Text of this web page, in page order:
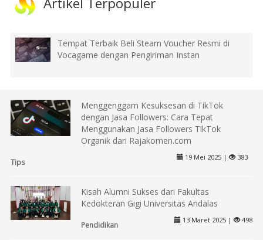
Tempat Terbaik Beli Steam Voucher Resmi di
Vocagame dengan Pengiriman Instan
Menggenggam Kesuksesan di TikTok
dengan Jasa Followers: Cara Tepat
Menggunakan Jasa Followers TikTok
Organik dari Rajakomen.com
Tips
19 Mei 2025 | 383
Kisah Alumni Sukses dari Fakultas
Kedokteran Gigi Universitas Andalas
Pendidikan
13 Maret 2025 | 498